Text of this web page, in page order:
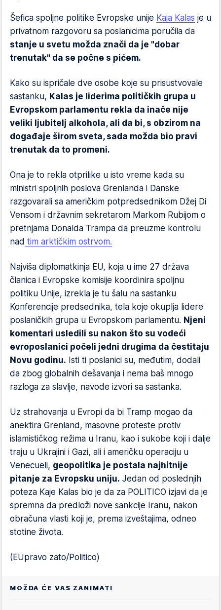
Šefica spoljne politike Evropske unije Kaja Kalas je u
privatnom razgovoru sa poslanicima poručila da
stanje u svetu možda znači da je "dobar
trenutak" da se počne s pićem.
Kako su ispričale dve osobe koje su prisustvovale
sastanku, Kalas je liderima političkih grupa u
Evropskom parlamentu rekla da inače nije
veliki ljubitelj alkohola, ali da bi, s obzirom na
događaje širom sveta, sada možda bio pravi
trenutak da to promeni.
Ona je to rekla otprilike u isto vreme kada su
ministri spoljnih poslova Grenlanda i Danske
razgovarali sa američkim potpredsednikom Džej Di
Vensom i državnim sekretarom Markom Rubijom o
pretnjama Donalda Trampa da preuzme kontrolu
nad tim arktičkim ostrvom.
Najviša diplomatkinja EU, koja u ime 27 država
članica i Evropske komisije koordinira spoljnu
politiku Unije, izrekla je tu šalu na sastanku
Konferencije predsednika, tela koje okuplja lidere
poslaničkih grupa u Evropskom parlamentu. Njeni
komentari usledili su nakon što su vodeći
evroposlanici počeli jedni drugima da čestitaju
Novu godinu. Isti ti poslanici su, međutim, dodali
da zbog globalnih dešavanja i nema baš mnogo
razloga za slavlje, navode izvori sa sastanka.
Uz strahovanja u Evropi da bi Tramp mogao da
anektira Grenland, masovne proteste protiv
islamističkog režima u Iranu, kao i sukobe koji i dalje
traju u Ukrajini i Gazi, ali i američku operaciju u
Venecueli, geopolitika je postala najhitnije
pitanje za Evropsku uniju. Jedan od poslednjih
poteza Kaje Kalas bio je da za POLITICO izjavi da je
spremna da predloži nove sankcije Iranu, nakon
obračuna vlasti koji je, prema izveštajima, odneo
stotine života.
(EUpravo zato/Politico)
MOŽDA ĆE VAS ZANIMATI